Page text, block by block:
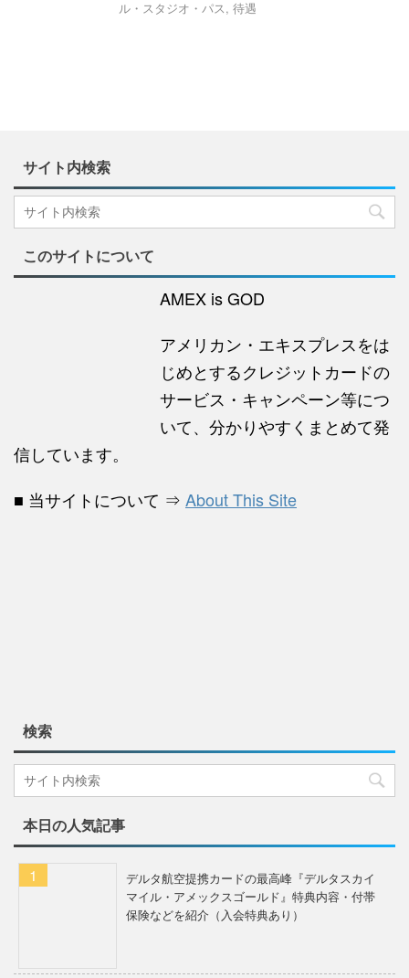
ル・スタジオ・パス, 待遇
サイト内検索
このサイトについて
AMEX is GOD
アメリカン・エキスプレスをは
じめとするクレジットカードの
サービス・キャンペーン等につ
いて、分かりやすくまとめて発
信しています。
■ 当サイトについて ⇒ About This Site
検索
本日の人気記事
デルタ航空提携カードの最高峰『デルタスカイ
マイル・アメックスゴールド』特典内容・付帯
保険などを紹介（入会特典あり）